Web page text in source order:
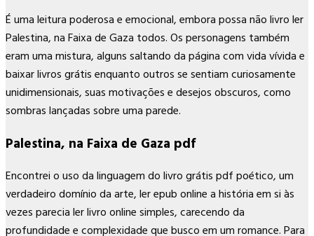
É uma leitura poderosa e emocional, embora possa não livro ler
Palestina, na Faixa de Gaza todos. Os personagens também
eram uma mistura, alguns saltando da página com vida vívida e
baixar livros grátis enquanto outros se sentiam curiosamente
unidimensionais, suas motivações e desejos obscuros, como
sombras lançadas sobre uma parede.
Palestina, na Faixa de Gaza pdf
Encontrei o uso da linguagem do livro grátis pdf poético, um
verdadeiro domínio da arte, ler epub online a história em si às
vezes parecia ler livro online simples, carecendo da
profundidade e complexidade que busco em um romance. Para